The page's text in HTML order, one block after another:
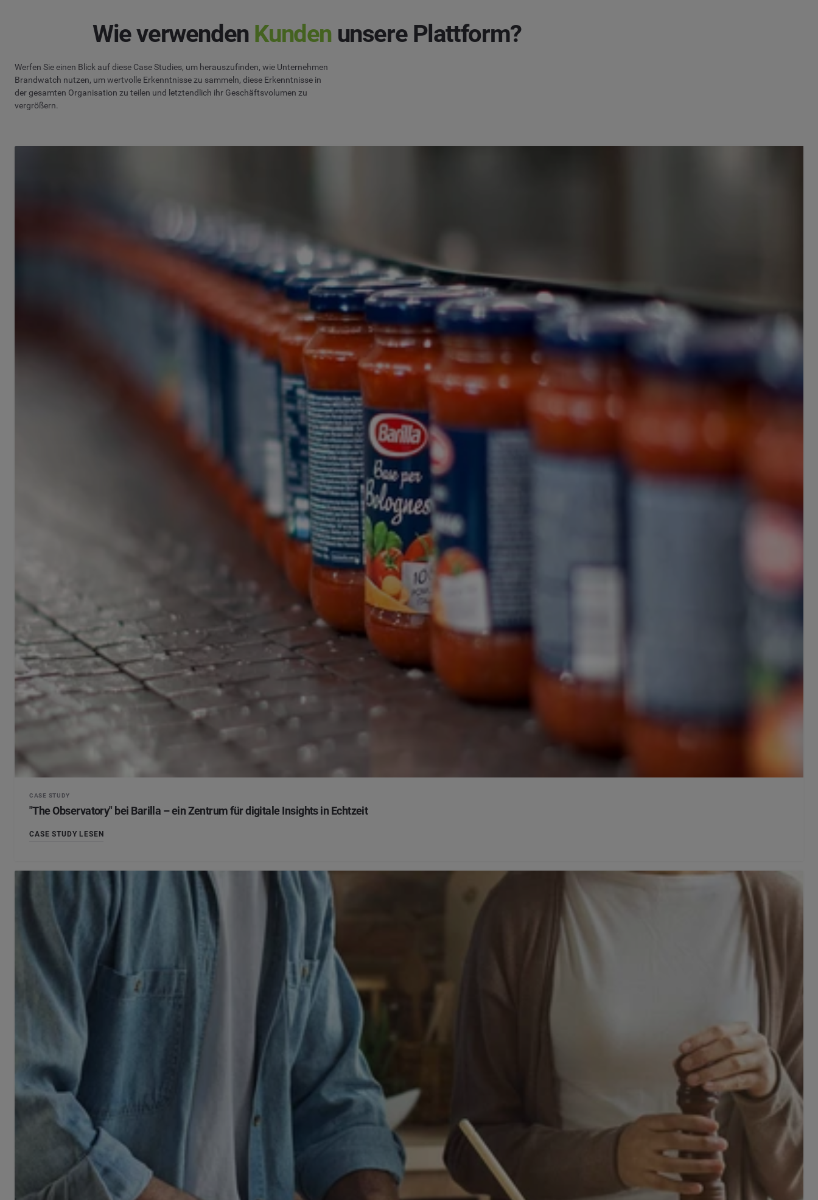
Wie verwenden Kunden unsere Plattform?
Werfen Sie einen Blick auf diese Case Studies, um herauszufinden, wie Unternehmen
Brandwatch nutzen, um wertvolle Erkenntnisse zu sammeln, diese Erkenntnisse in
der gesamten Organisation zu teilen und letztendlich ihr Geschäftsvolumen zu
vergrößern.
CASE STUDY
"The Observatory" bei Barilla – ein Zentrum für digitale Insights in Echtzeit
CASE STUDY LESEN